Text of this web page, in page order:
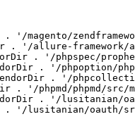
'/magento/
. '/allure-
. '/phpspec/
. '/phpoption/
. '/
. '/phpmd/phpmd/src/
. '/lusitanian/
'/lusitanian/oauth/